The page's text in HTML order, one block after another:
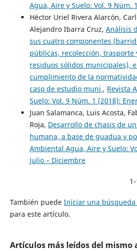
Agua, Aire y Suelo: Vol. 9 Núm.
Héctor Uriel Rivera Alarcón,
Alejandro Ibarra Cruz, Análisis
sus cuatro componentes
públicas, recolección,
residuos sólidos municipales),
cumplimiento de la
caso de estudio muni , Revista
Suelo: Vol. 9 Núm. 1 (2018):
Juan Salamanca, Luis Acosta,
Roja, Desarrollo de chasis de
humana, a base de guadua y
Ambiental Agua, Aire y Suelo:
Julio – Diciembre
También puede Iniciar una
para este artículo.
Artículos más leídos del mismo